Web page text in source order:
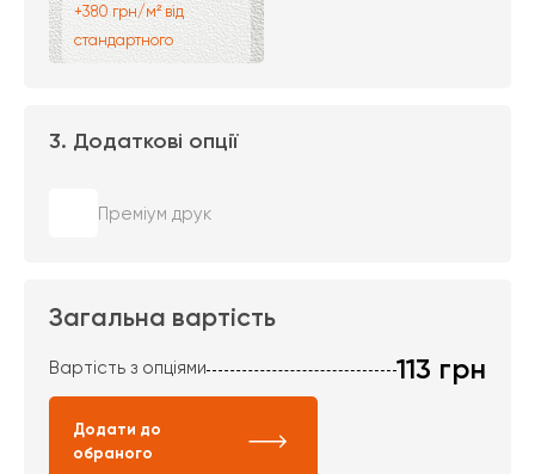
+380 грн/м² від
стандартного
3. Додаткові опції
Преміум друк
Загальна вартість
Вартість з опціями 113 грн
Додати до
обраного